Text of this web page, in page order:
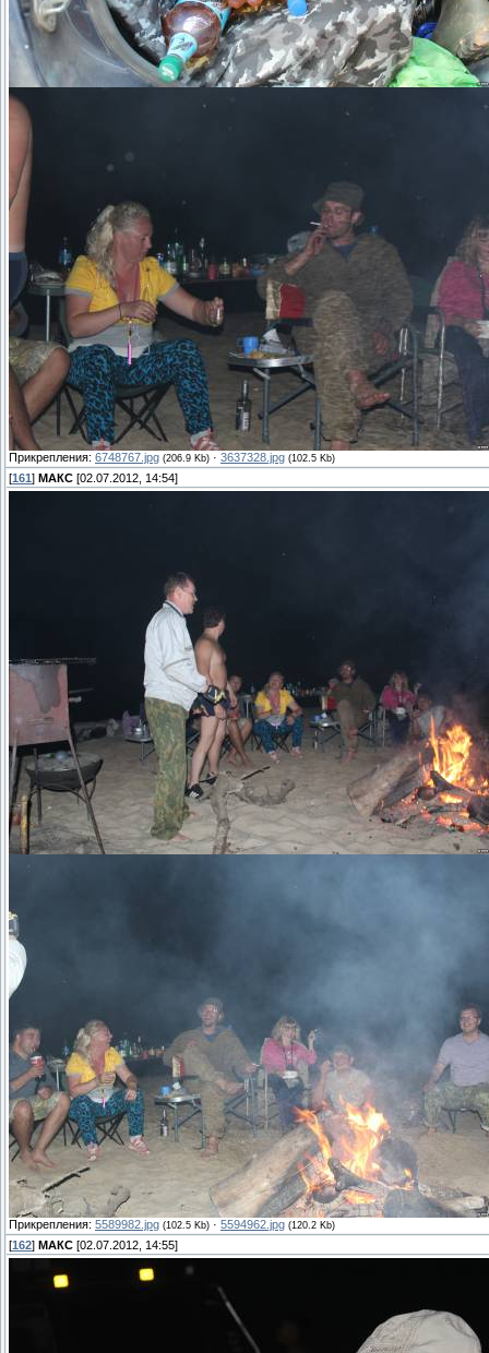
Прикрепления: 6748767.jpg (206.9 Kb) · 3637328.jpg (102.5 Kb)
[161 ] МАКС [02.07.2012, 14:54]
Прикрепления: 5589982.jpg (102.5 Kb) · 5594962.jpg (120.2 Kb)
[162] МАКС [02.07.2012, 14:55]